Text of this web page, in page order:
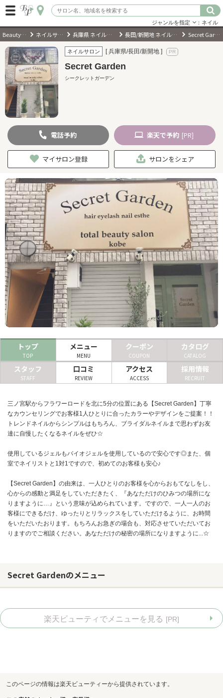
ログイン
会員登録 （無料）
キーワード検索
ジャンルを選択
近くのサロンを探す
現在地から探す
ヘアサロン
ネイルサロン
まつげサロン
エステサロン
リラクゼーションサロン
美容クリニック
ヘアカタログ
メンズカタログ
お問い合わせ
ジャンルを指定 ：ネイル
BeautyPark ネイルサロン 兵庫県 ネイルサロン 長田/新開地 ネイルサロン Secret Garden
ネイルサロン [ 兵庫県/長田/新開地 ]
Secret Garden
シークレットガーデン
電話予約 楽天で予約 [PR]
マイサロン登録 サロンをシェア
トップ
TOP
メニュー
MENU
クーポン
COUPON
カタログ
CATALOG
スタッフ
STAFF
口コミ
REVIEW
アクセス
ACCESS
採用情報
RECRUIT
三ノ宮駅からフラワーロードを北に5分の位置にある【Secret Garden】丁寧
なカウンセリングでお客様1人ひとりに合ったカラーやデザインをご提案！！
トレンドネイルからシンプルはもちろん、ブライダルネイルまで思わずお友
達に自慢したくなるネイルをぜひ☆
使用しているジェルもバイオジェルを使用しているので安心です◎また、個
室でネイリストと1対1ですので、初めてのお客様も安心♪
【Secret Garden】の由来は、一人ひとりのお客様を心からおもてなしをし、
心からの感動と満足をしていただきたく、『あなただけのひみつの場所にな
りますように…』という意味が込められています。ですので、一人一人のお
客様にできるだけ、ゆったりとリラックスをしていただけるように、お時間
をいただいたおります。もちろんお急ぎの場合も、対応させていただいてお
りますのでご相談ください。あなただけの秘密の場所になりますように...☆
Secret Gardenのメニュー
楽天ビューティでメニューを見る [PR]
このページの情報は楽天ビューティーから提供されています。